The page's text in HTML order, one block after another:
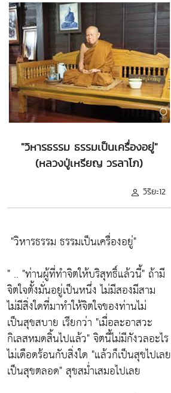
"วิหารธรรม ธรรมเป็นเครื่องอยู่"
(หลวงปู่เหรียญ วรลาโภ)
วิริยะ12
"วิหารธรรม ธรรมเป็นเครื่องอยู่"
" .. "ท่านผู้ที่ทำจิตให้บริสุทธิ์แล้วนี้"ถ้ามี
จิตใจตั้งมั่นอยู่เป็นหนึ่ง ไม่มีสองมีสาม
ไม่มีสิ่งใดที่มาทำให้จิตใจของท่านไม่
เป็นสุขสบาย เรียกว่า "เมื่อละอาสวะ
กิเลสหมดสิ้นไปแล้ว"จิตนี้ไม่มีกังวลอะไร
ไม่เดือดร้อนกับสิ่งใด "แล้วก็เป็นสุขไปเลย
เป็นสุขตลอด"สุขสมํ่าเสมอไปเลย